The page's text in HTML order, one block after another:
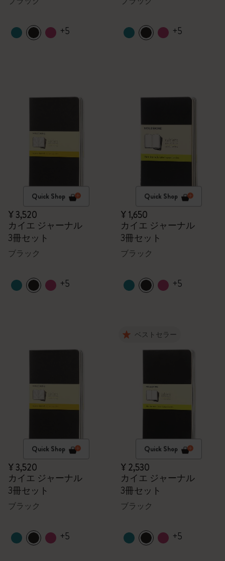
+5 +5
Quick Shop
¥ 3,520
カイエ ジャーナル
3冊セット
ブラック
+5
Quick Shop
¥ 1,650
カイエ ジャーナル
3冊セット
ブラック
+5
Quick Shop
¥ 3,520
カイエ ジャーナル
3冊セット
ブラック
+5
ベストセラー
Quick Shop
¥ 2,530
カイエ ジャーナル
3冊セット
ブラック
+5